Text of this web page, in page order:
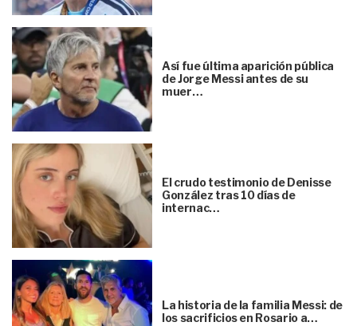
Así fue última aparición pública
de Jorge Messi antes de su
muer…
El crudo testimonio de Denisse
González tras 10 días de
internac…
La historia de la familia Messi: de
los sacrificios en Rosario a…